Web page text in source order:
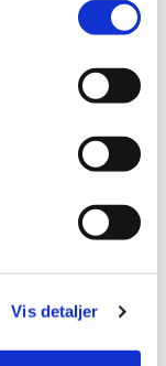
Vis detaljer